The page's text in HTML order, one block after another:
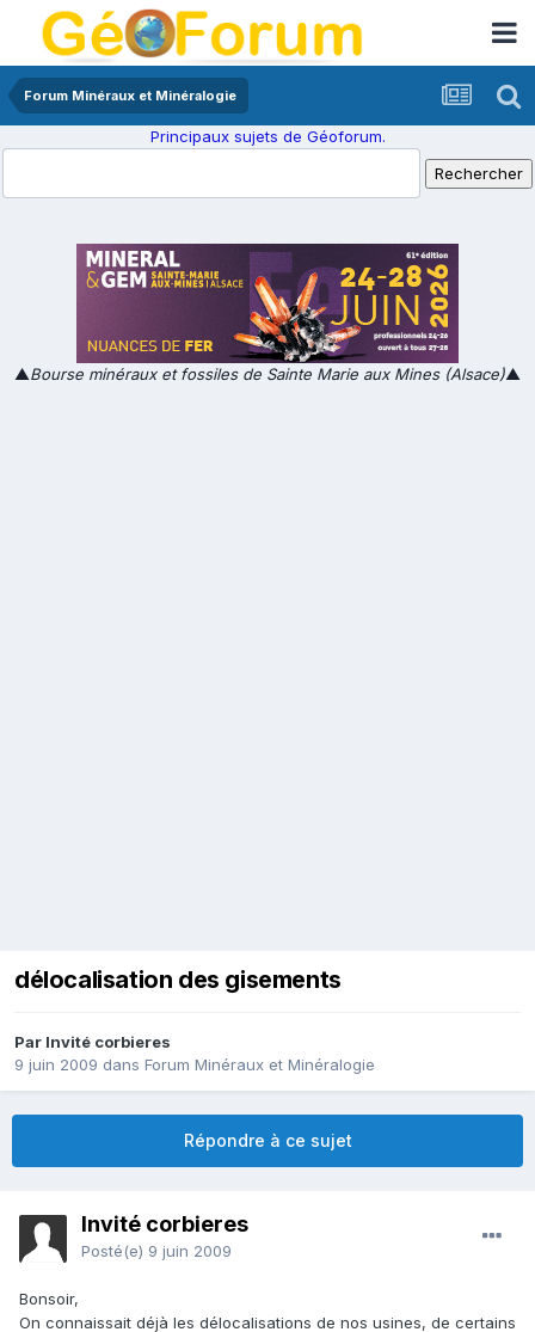
Forum Minéraux et Minéralogie
Principaux sujets de Géoforum.
▲Bourse minéraux et fossiles de Sainte Marie aux Mines (Alsace)▲
délocalisation des gisements
Par Invité corbieres
9 juin 2009 dans Forum Minéraux et Minéralogie
Répondre à ce sujet
Invité corbieres
Posté(e) 9 juin 2009
Bonsoir,
On connaissait déjà les délocalisations de nos usines, de certains